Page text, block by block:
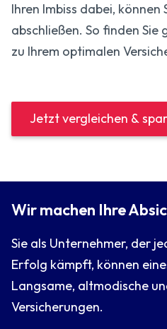
Ihren Imbiss dabei, können
abschließen. So finden
zu Ihrem optimalen
Jetzt vergleichen &
Wir machen Ihre
Sie als Unternehmer, der
Erfolg kämpft, können
Langsame, altmodische
Versicherungen.